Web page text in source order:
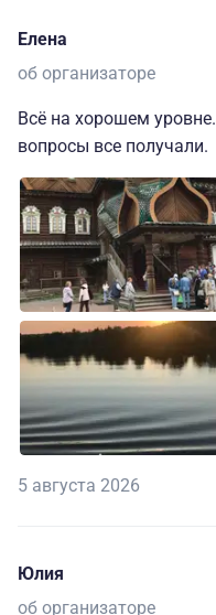
Елена
об организаторе
Всё на хорошем
вопросы все получали.
5 августа 2026
Юлия
об организаторе